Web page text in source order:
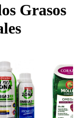
Grasos